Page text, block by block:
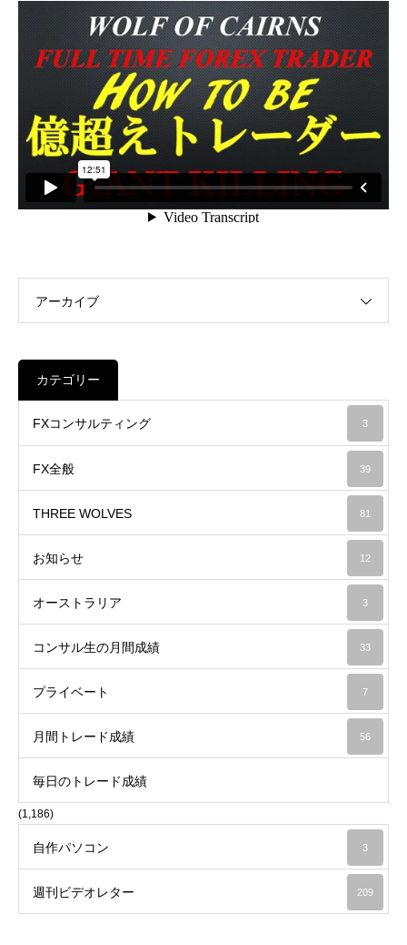
アーカイブ
カテゴリー
FXコンサルティング 3
FX全般 39
THREE WOLVES 81
お知らせ 12
オーストラリア 3
コンサル生の月間成績 33
プライベート 7
月間トレード成績 56
毎日のトレード成績
(1,186)
自作パソコン 3
週刊ビデオレター 209